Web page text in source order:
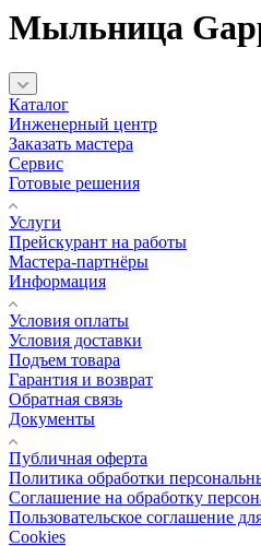
Мыльница
Каталог
Инженерный центр
Заказать мастера
Сервис
Готовые решения
Услуги
Прейскурант на работы
Мастера-партнёры
Информация
Условия оплаты
Условия доставки
Подъем товара
Гарантия и возврат
Обратная связь
Документы
Публичная оферта
Политика обработки
Соглашение на обработку
Пользовательское соглашение
Cookies